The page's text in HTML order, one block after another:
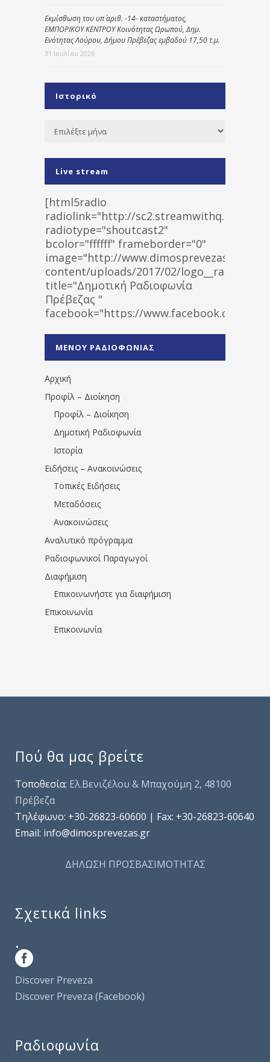
Εκμίσθωση του υπ΄ αριθ. -14- καταστήματος,
ΕΜΠΟΡΙΚΟΥ ΚΕΝΤΡΟΥ Κοινότητας Ωρωπού, Δημ.
Ενότητας Λούρου, Δήμου Πρέβεζας εμβαδού 17,50 τ.μ.
31 Ιουλίου 2026
Ιστορικό
Ιστορικό
Live stream
[html5radio
radiolink="http://
radiotype="shoutcast2"
bcolor="ffffff" frameborder="0"
image="http://www.dimosprevezas.gr/wp-
content/uploads/2017/02/
title="Δημοτική Ραδιοφωνία
Πρέβεζας "
facebook="https://www.facebook.com/
1531194763766854/" artist="" ]
ΜΕΝΟΥ ΡΑΔΙΟΦΩΝΙΑΣ
Αρχική
Προφίλ – Διοίκηση
Προφίλ – Διοίκηση
Δημοτική Ραδιοφωνία
Ιστορία
Ειδήσεις – Ανακοινώσεις
Τοπικές Ειδήσεις
Μεταδόσεις
Ανακοινώσεις
Αναλυτικό πρόγραμμα
Ραδιοφωνικοί Παραγωγοί
Διαφήμιση
Επικοινωνήστε για διαφήμιση
Επικοινωνία
Επικοινωνία
Πού θα μας βρείτε
Τοποθεσία: Ελ.Βενιζέλου & Μπαχούμη 2, 48100
Πρέβεζα
Τηλέφωνo: +30-26823-60600 | Fax: +30-26823-60640
Email: info@dimosprevezas.gr
ΔΗΛΩΣΗ ΠΡΟΣΒΑΣΙΜΟΤΗΤΑΣ
Σχετικά links
.
Discover Preveza
Discover Preveza (Facebook)
Ραδιοφωνία